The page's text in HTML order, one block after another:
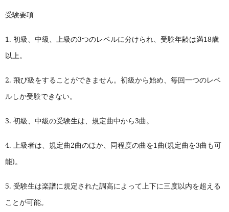
受験要項
1. 初級、中級、上級の3つのレベルに分けられ、受験年齢は満18歳
以上。
2. 飛び級をすることができません。初級から始め、毎回一つのレベ
ルしか受験できない。
3. 初級、中級の受験生は、規定曲中から3曲。
4. 上級者は、規定曲2曲のほか、同程度の曲を1曲(規定曲を3曲も可
能)。
5. 受験生は楽譜に規定された調高によって上下に三度以内を超える
ことが可能。